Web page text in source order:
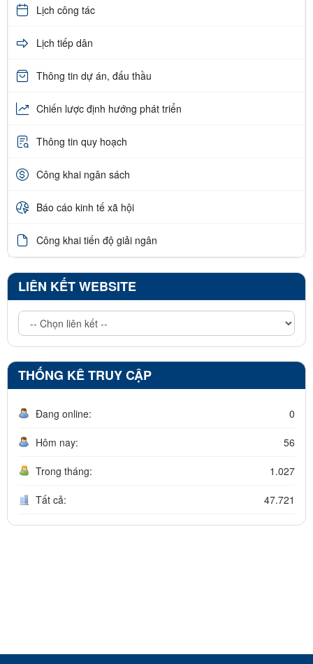
Lịch công tác
Lịch tiếp dân
Thông tin dự án, đấu thầu
Chiến lược định hướng phát triển
Thông tin quy hoạch
Công khai ngân sách
Báo cáo kinh tế xã hội
Công khai tiến độ giải ngân
LIÊN KẾT WEBSITE
THỐNG KÊ TRUY CẬP
Đang online: 0
Hôm nay: 56
Trong tháng: 1.027
Tất cả: 47.721